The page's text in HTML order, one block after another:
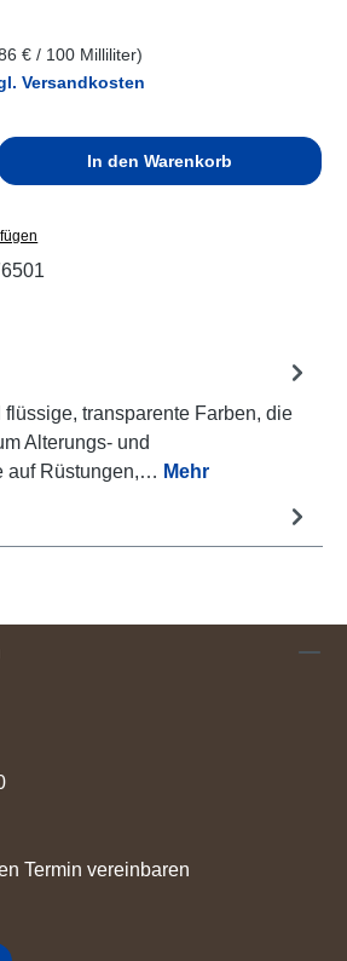
€ / 100 Milliliter)
Versandkosten
Gib den gewünschten
In den Warenkorb
flüssige, transparente Farben, die
Alterungs- und
auf Rüstungen,… Mehr
Termin vereinbaren